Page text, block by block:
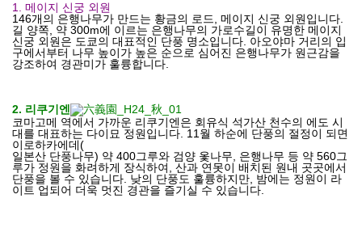
1. 메이지 신궁 외원
146개의 은행나무가 만드는 황금의 로드, 메이지 신궁 외원입니다.
길 양쪽, 약 300m에 이르는 은행나무의 가로수길이 유명한 메이지
신궁 외원은 도쿄의 대표적인 단풍 명소입니다. 아오야마 거리의 입
구에서부터 나무 높이가 높은 순으로 심어진 은행나무가 원근감을
강조하여 경관미가 훌륭합니다.
2. 리쿠기엔
코마고메 역에서 가까운 리쿠기엔은 회유식 석가산 천수의 에도 시
대를 대표하는 다이묘 정원입니다. 11월 하순에 단풍의 절정이 되면
이로하카에데(
일본산 단풍나무) 약 400그루와 검양 옻나무, 은행나무 등 약 560그
루가 정원을 화려하게 장식하여, 산과 연못이 배치된 원내 곳곳에서
단풍을 볼 수 있습니다. 낮의 단풍도 훌륭하지만, 밤에는 정원이 라
이트 업되어 더욱 멋진 경관을 즐기실 수 있습니다.